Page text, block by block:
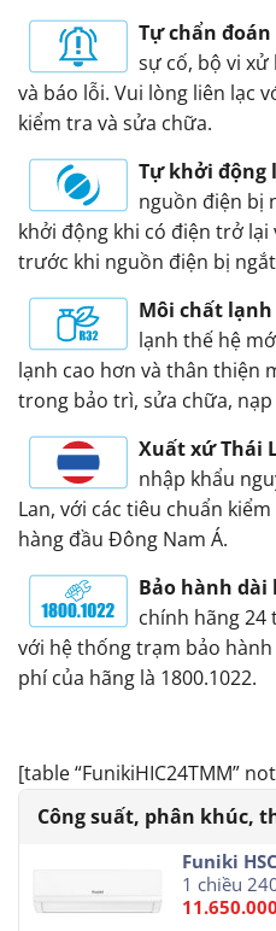
Tự chẩn đoán
sự cố, bộ vi
và báo lỗi. Vui lòng liên lạc
kiểm tra và sửa chữa.
Tự khởi động
nguồn điện bị
khởi động khi có điện trở
trước khi nguồn điện bị
Môi chất lạnh
lạnh thế hệ
lạnh cao hơn và thân thiện
trong bảo trì, sửa chữa, nạp
Xuất xứ Thái
nhập khẩu
Lan, với các tiêu chuẩn
hàng đầu Đông Nam Á.
Bảo hành dài
chính hãng 24
với hệ thống trạm bảo
phí của hãng là 1800.1022.
[table “FunikiHIC24TMM”
Funiki
1 chiều
11.650.000